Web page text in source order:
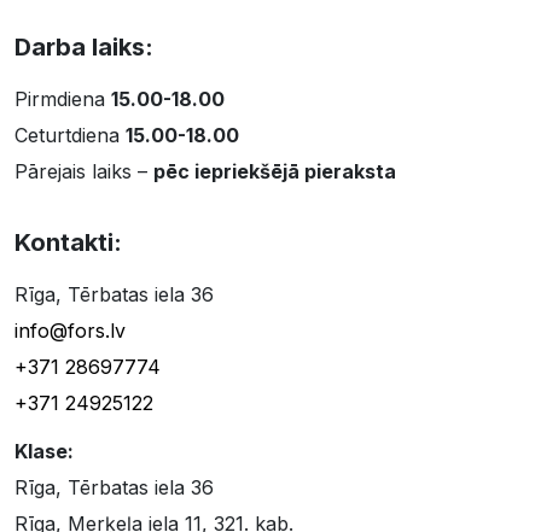
Darba laiks:
Pirmdiena 15.00-18.00
Ceturtdiena 15.00-18.00
Pārejais laiks – pēc iepriekšējā pieraksta
Kontakti:
Rīga, Tērbatas iela 36
info@fors.lv
+371 28697774
+371 24925122
Klase:
Rīga, Tērbatas iela 36
Rīga, Merķeļa iela 11, 321. kab.